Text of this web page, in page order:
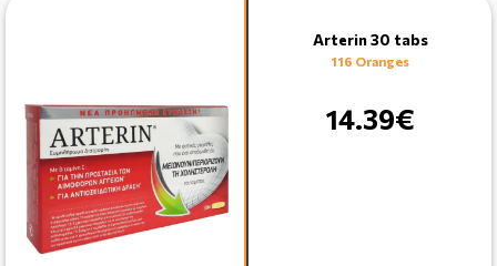
Arterin 30 tabs
116 Oranges
14.39€